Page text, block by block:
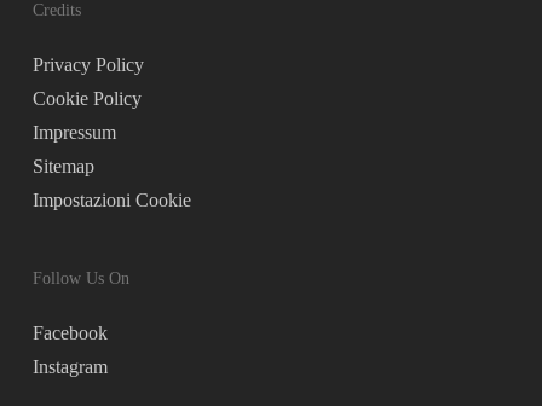
Credits
Privacy Policy
Cookie Policy
Impressum
Sitemap
Impostazioni Cookie
Follow Us On
Facebook
Instagram